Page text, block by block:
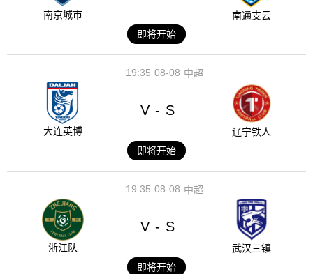
南京城市
南通支云
即将开始
08-08
19:35 中超
大连英博
V - S
辽宁铁人
即将开始
08-08
19:35 中超
浙江队
V - S
武汉三镇
即将开始